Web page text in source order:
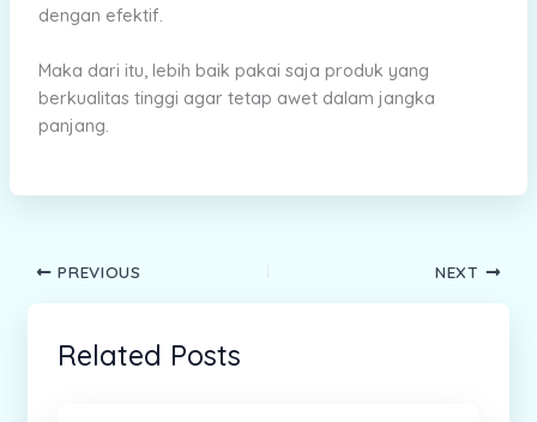
dengan efektif.
Maka dari itu, lebih baik pakai saja produk yang
berkualitas tinggi agar tetap awet dalam jangka
panjang.
PREVIOUS NEXT
Related Posts